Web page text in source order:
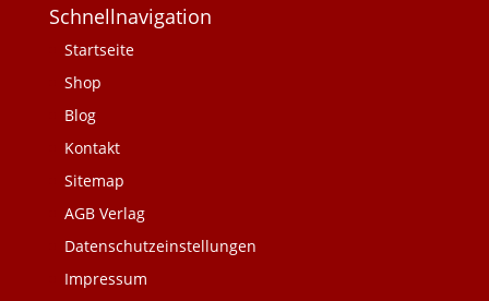
Schnellnavigation
Startseite
Shop
Blog
Kontakt
Sitemap
AGB Verlag
Datenschutzeinstellungen
Impressum